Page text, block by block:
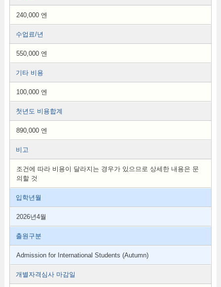
240,000 엔
수업료/년
550,000 엔
기타 비용
100,000 엔
첫년도 비용합계
890,000 엔
비고
조건에 따라 비용이 달라지는 경우가 있으므로 상세한 내용은 문
의할 것
입학년월
2026년4월
출원구분
Admission for International Students (Autumn)
개별자격심사 마감일